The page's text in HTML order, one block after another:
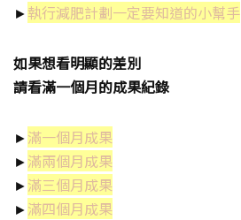
►執行減肥計劃一定要知道的小幫手
如果想看明顯的差別
請看滿一個月的成果紀錄
►滿一個月成果
►滿兩個月成果
►滿三個月成果
►滿四個月成果